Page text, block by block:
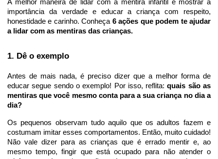
A melhor maneira de lidar com a mentira infantil é mostrar a
importância da verdade e educar a criança com respeito,
honestidade e carinho. Conheça 6 ações que podem te ajudar
a lidar com as mentiras das crianças.
1. Dê o exemplo
Antes de mais nada, é preciso dizer que a melhor forma de
educar segue sendo o exemplo! Por isso, reflita: quais são as
mentiras que você mesmo conta para a sua criança no dia a
dia?
Os pequenos observam tudo aquilo que os adultos fazem e
costumam imitar esses comportamentos. Então, muito cuidado!
Não vale dizer para as crianças que é errado mentir e, ao
mesmo tempo, fingir que está ocupado para não atender o